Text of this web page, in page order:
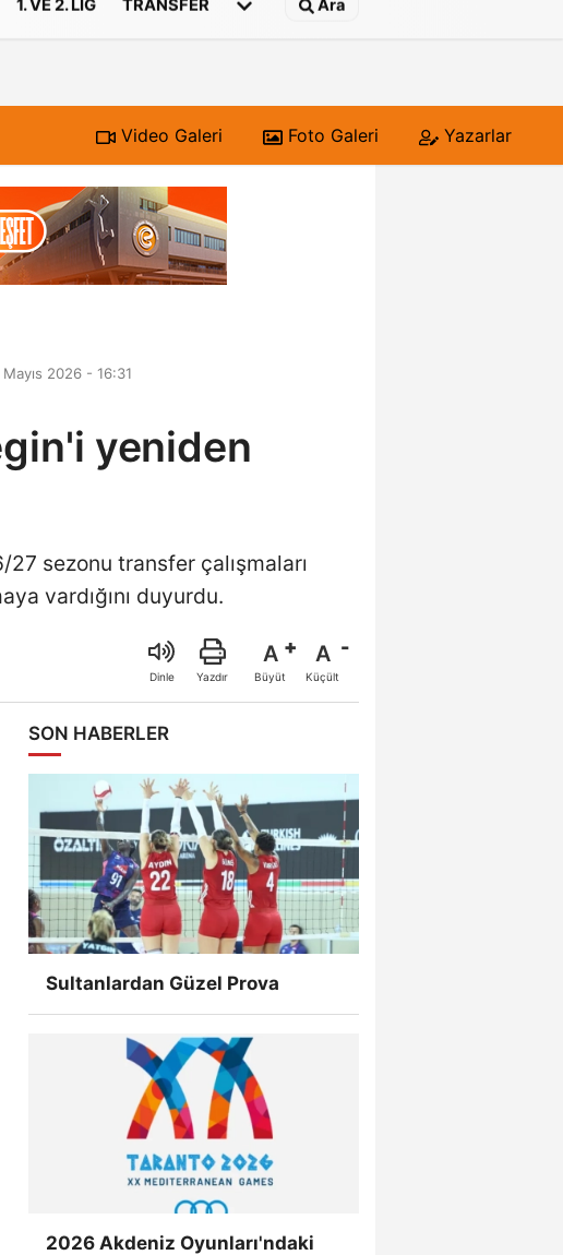
1. VE 2. LIG TRANSFER Ara
Video Galeri Foto Galeri Yazarlar
2026 - 16:31
yeniden
sezonu transfer çalışmaları
vardığını duyurdu.
Dinle Yazdır
A
Büyüt
A
Küçült
SON HABERLER
Sultanlardan Güzel Prova
2026 Akdeniz Oyunları'ndaki